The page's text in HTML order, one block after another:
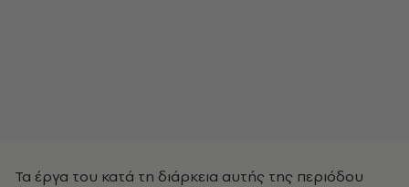
Τα έργα του κατά τη διάρκεια αυτής της περιόδου